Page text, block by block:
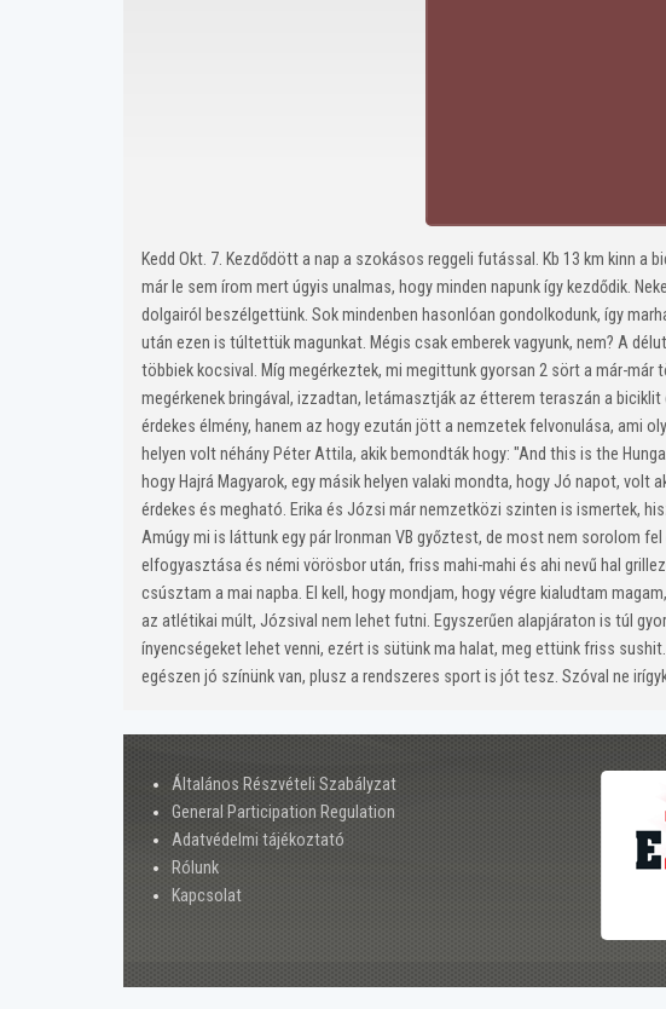
Kedd Okt. 7. Kezdődött a nap a szokásos reggeli futással. Kb 13 km kinn
már le sem írom mert úgyis unalmas, hogy minden napunk így kezdődik.
dolgairól beszélgettünk. Sok mindenben hasonlóan gondolkodunk, így
után ezen is túltettük magunkat. Mégis csak emberek vagyunk, nem? A
többiek kocsival. Míg megérkeztek, mi megittunk gyorsan 2 sört a már-már
megérkenek bringával, izzadtan, letámasztják az étterem teraszán a
érdekes élmény, hanem az hogy ezután jött a nemzetek felvonulása, ami
helyen volt néhány Péter Attila, akik bemondták hogy: "And this is the
hogy Hajrá Magyarok, egy másik helyen valaki mondta, hogy Jó napot,
érdekes és megható. Erika és Józsi már nemzetközi szinten is ismertek,
Amúgy mi is láttunk egy pár Ironman VB győztest, de most nem sorolom
elfogyasztása és némi vörösbor után, friss mahi-mahi és ahi nevű hal
csúsztam a mai napba. El kell, hogy mondjam, hogy végre kialudtam
az atlétikai múlt, Józsival nem lehet futni. Egyszerűen alapjáraton is túl
ínyencségeket lehet venni, ezért is sütünk ma halat, meg ettünk friss
egészen jó színünk van, plusz a rendszeres sport is jót tesz. Szóval ne
Általános Részvételi Szabályzat
General Participation Regulation
Adatvédelmi tájékoztató
Rólunk
Kapcsolat